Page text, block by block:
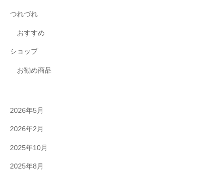
つれづれ
おすすめ
ショップ
お勧め商品
2026年5月
2026年2月
2025年10月
2025年8月